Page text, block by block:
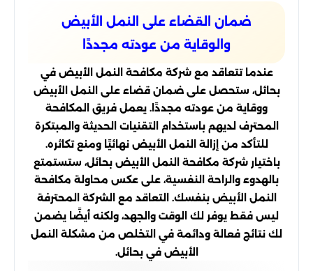
ضمان القضاء على النمل الأبيض
والوقاية من عودته مجددًا
عندما تتعاقد مع شركة مكافحة النمل الأبيض في
بحائل، ستحصل على ضمان قضاء على النمل الأبيض
ووقاية من عودته مجددًا. يعمل فريق المكافحة
المحترف لديهم باستخدام التقنيات الحديثة والمبتكرة
للتأكد من إزالة النمل الأبيض نهائيًا ومنع تكاثره.
باختيار شركة مكافحة النمل الأبيض بحائل، ستستمتع
بالهدوء والراحة النفسية، على عكس محاولة مكافحة
النمل الأبيض بنفسك. التعاقد مع الشركة المحترفة
ليس فقط يوفر لك الوقت والجهد، ولكنه أيضًا يضمن
لك نتائج فعالة ودائمة في التخلص من مشكلة النمل
الأبيض في بحائل.